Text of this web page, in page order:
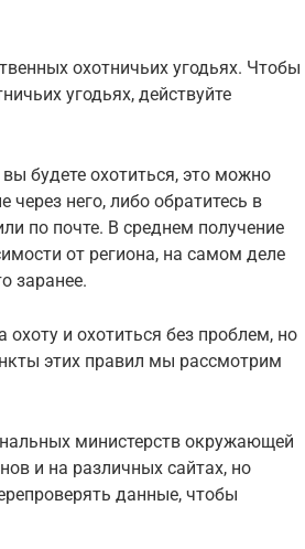
охотничьих угодьях. Чтобы
угодьях, действуйте
будете охотиться, это можно
через него, либо обратитесь в
по почте. В среднем получение
от региона, на самом деле
заранее.
и охотиться без проблем, но
этих правил мы рассмотрим
министерств окружающей
и на различных сайтах, но
данные, чтобы